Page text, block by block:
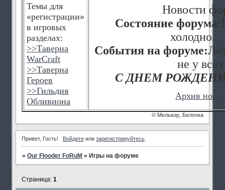
Темы для
«регистрации»
в игровых
разделах:
>>Таверна
WarCraft
>>Таверна
Героев
>>Гильдия
Обливиона
Новости
Состояние форума:
События на форуме:
не у
С ДНЕМ
Архив
© Мелькор, Белочка
Привет, Гость! Войдитеили зарегистрируйтесь.
»Our Flooder FoRuM »Игры на форуме
Страница:1